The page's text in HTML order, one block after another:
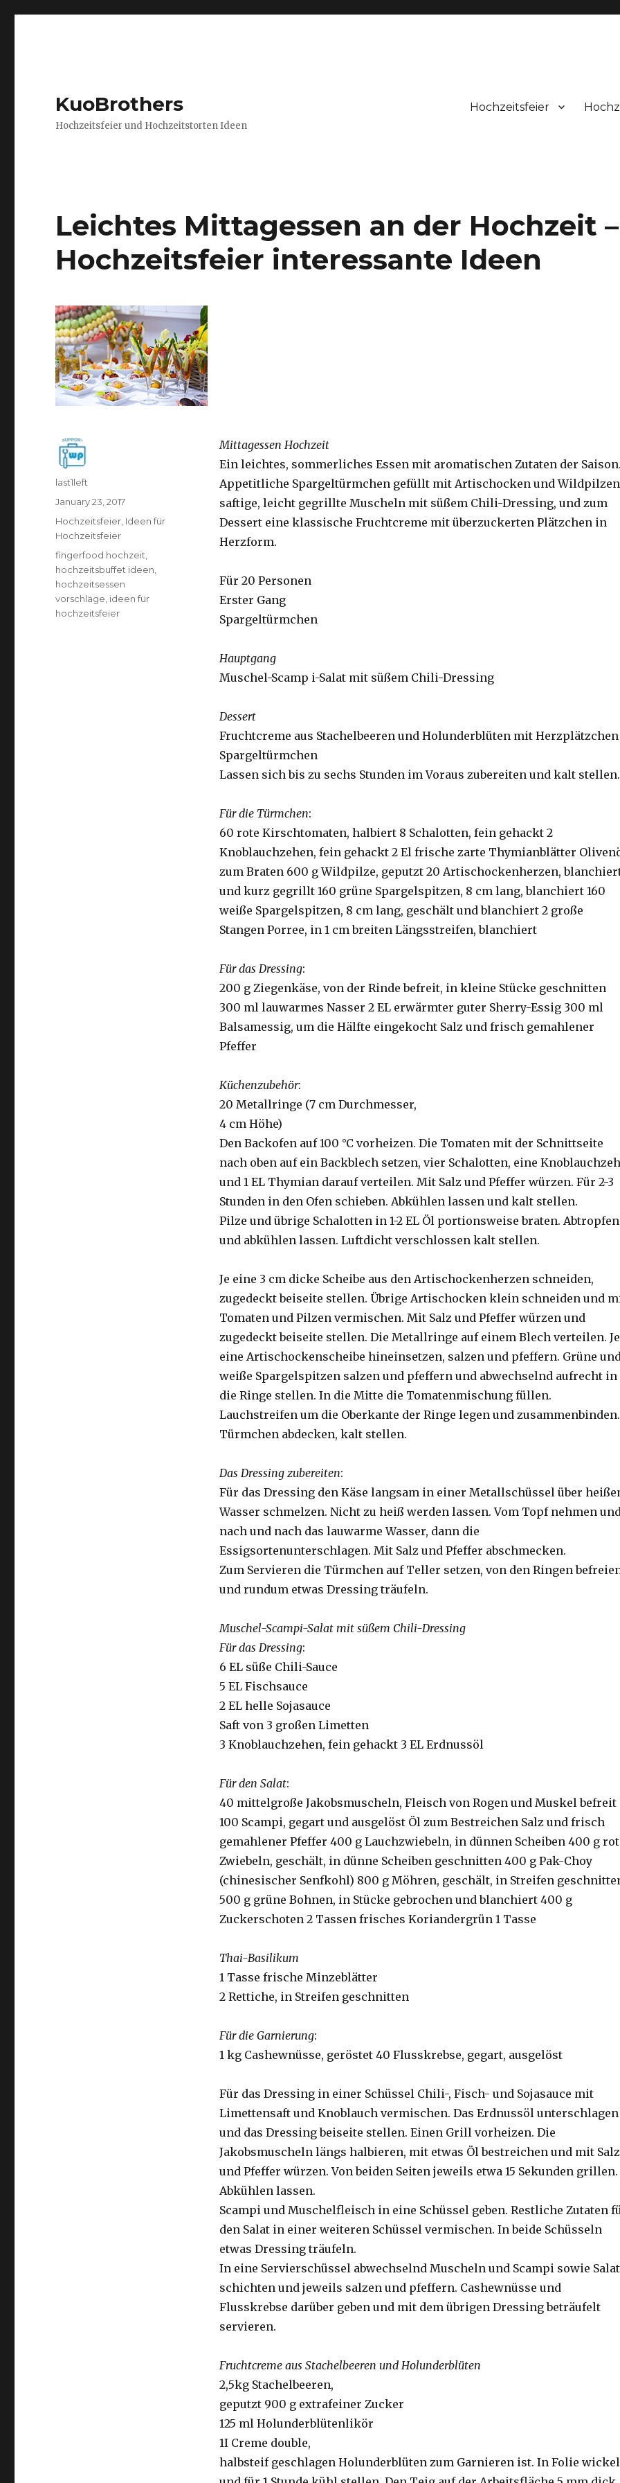
KuoBrothers
Hochzeitsfeier und Hochzeitstorten Ideen
Hochzeitsfeier
Leichtes Mittagessen an der Hochzeit –
Hochzeitsfeier interessante Ideen
Mittagessen Hochzeit
Ein leichtes, sommerliches Essen mit aromatischen Zutaten der
Appetitliche Spargeltürmchen gefüllt mit Artischocken und
saftige, leicht gegrillte Muscheln mit süßem Chili-Dressing, und zum
Dessert eine klassische Fruchtcreme mit überzuckerten Plätzchen in
Herzform.
Für 20 Personen
Erster Gang
Spargeltürmchen
Hauptgang
Muschel-Scamp i-Salat mit süßem Chili-Dressing
Dessert
Fruchtcreme aus Stachelbeeren und Holunderblüten mit Herzplätzchen
Spargeltürmchen
Lassen sich bis zu sechs Stunden im Voraus zubereiten und kalt stellen.
Für die Türmchen:
60 rote Kirschtomaten, halbiert 8 Schalotten, fein gehackt 2
Knoblauchzehen, fein gehackt 2 El frische zarte Thymianblätter
zum Braten 600 g Wildpilze, geputzt 20 Artischockenherzen,
und kurz gegrillt 160 grüne Spargelspitzen, 8 cm lang, blanchiert 160
weiße Spargelspitzen, 8 cm lang, geschält und blanchiert 2 große
Stangen Porree, in 1 cm breiten Längsstreifen, blanchiert
Für das Dressing:
200 g Ziegenkäse, von der Rinde befreit, in kleine Stücke geschnitten
300 ml lauwarmes Nasser 2 EL erwärmter guter Sherry-Essig 300 ml
Balsamessig, um die Hälfte eingekocht Salz und frisch gemahlener
Pfeffer
Küchenzubehör:
20 Metallringe (7 cm Durchmesser,
4 cm Höhe)
Den Backofen auf 100 °C vorheizen. Die Tomaten mit der Schnittseite
nach oben auf ein Backblech setzen, vier Schalotten, eine
und 1 EL Thymian darauf verteilen. Mit Salz und Pfeffer würzen. Für 2-3
Stunden in den Ofen schieben. Abkühlen lassen und kalt stellen.
Pilze und übrige Schalotten in 1-2 EL Öl portionsweise braten. Abtropfen
und abkühlen lassen. Luftdicht verschlossen kalt stellen.
Je eine 3 cm dicke Scheibe aus den Artischockenherzen schneiden,
zugedeckt beiseite stellen. Übrige Artischocken klein schneiden und
Tomaten und Pilzen vermischen. Mit Salz und Pfeffer würzen und
zugedeckt beiseite stellen. Die Metallringe auf einem Blech verteilen. Je
eine Artischockenscheibe hineinsetzen, salzen und pfeffern. Grüne
weiße Spargelspitzen salzen und pfeffern und abwechselnd aufrecht in
die Ringe stellen. In die Mitte die Tomatenmischung füllen.
Lauchstreifen um die Oberkante der Ringe legen und zusammenbinden.
Türmchen abdecken, kalt stellen.
Das Dressing zubereiten:
Für das Dressing den Käse langsam in einer Metallschüssel über
Wasser schmelzen. Nicht zu heiß werden lassen. Vom Topf nehmen
nach und nach das lauwarme Wasser, dann die
Essigsortenunterschlagen. Mit Salz und Pfeffer abschmecken.
Zum Servieren die Türmchen auf Teller setzen, von den Ringen
und rundum etwas Dressing träufeln.
Muschel-Scampi-Salat mit süßem Chili-Dressing
Für das Dressing:
6 EL süße Chili-Sauce
5 EL Fischsauce
2 EL helle Sojasauce
Saft von 3 großen Limetten
3 Knoblauchzehen, fein gehackt 3 EL Erdnussöl
Für den Salat:
40 mittelgroße Jakobsmuscheln, Fleisch von Rogen und Muskel befreit
100 Scampi, gegart und ausgelöst Öl zum Bestreichen Salz und frisch
gemahlener Pfeffer 400 g Lauchzwiebeln, in dünnen Scheiben 400 g
Zwiebeln, geschält, in dünne Scheiben geschnitten 400 g Pak-Choy
(chinesischer Senfkohl) 800 g Möhren, geschält, in Streifen
500 g grüne Bohnen, in Stücke gebrochen und blanchiert 400 g
Zuckerschoten 2 Tassen frisches Koriandergrün 1 Tasse
Thai-Basilikum
1 Tasse frische Minzeblätter
2 Rettiche, in Streifen geschnitten
Für die Garnierung:
1 kg Cashewnüsse, geröstet 40 Flusskrebse, gegart, ausgelöst
Für das Dressing in einer Schüssel Chili-, Fisch- und Sojasauce mit
Limettensaft und Knoblauch vermischen. Das Erdnussöl unterschlagen
und das Dressing beiseite stellen. Einen Grill vorheizen. Die
Jakobsmuscheln längs halbieren, mit etwas Öl bestreichen und mit Salz
und Pfeffer würzen. Von beiden Seiten jeweils etwa 15 Sekunden grillen.
Abkühlen lassen.
Scampi und Muschelfleisch in eine Schüssel geben. Restliche Zutaten
den Salat in einer weiteren Schüssel vermischen. In beide Schüsseln
etwas Dressing träufeln.
In eine Servierschüssel abwechselnd Muscheln und Scampi sowie Salat
schichten und jeweils salzen und pfeffern. Cashewnüsse und
Flusskrebse darüber geben und mit dem übrigen Dressing beträufelt
servieren.
Fruchtcreme aus Stachelbeeren und Holunderblüten
2,5kg Stachelbeeren,
geputzt 900 g extrafeiner Zucker
125 ml Holunderblütenlikör
1I Creme double,
halbsteif geschlagen Holunderblüten zum Garnieren ist. In Folie
Author
last1left
Posted
on
January 23, 2017
Categories
Hochzeitsfeier Ideen für
Hochzeitsfeier
Tags
fingerfood hochzeit
hochzeitsbuffet ideen
hochzeitsessen
vorschläge ideen für
hochzeitsfeier